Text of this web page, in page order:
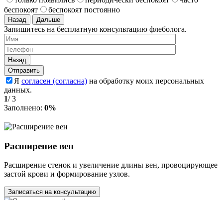
беспокоят
беспокоят постоянно
Назад Дальше
Запишитесь на бесплатную консультацию флеболога.
Назад
Я согласен (согласна) на обработку моих персональных
данных.
1/3
Заполнено: 0%
Расширение вен
Расширение стенок и увеличение длины вен, провоцирующее
застой крови и формирование узлов.
Записаться на консультацию